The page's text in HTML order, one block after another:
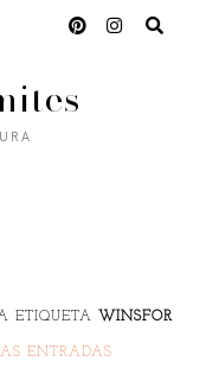
ETIQUETA WINSFOR
ENTRADAS